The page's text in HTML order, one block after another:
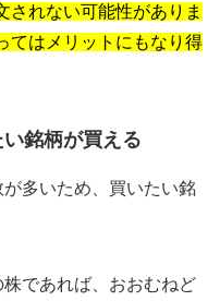
されない可能性がありま
てはメリットにもなり得
銘柄が買える
多いため、買いたい銘
であれば、おおむねど